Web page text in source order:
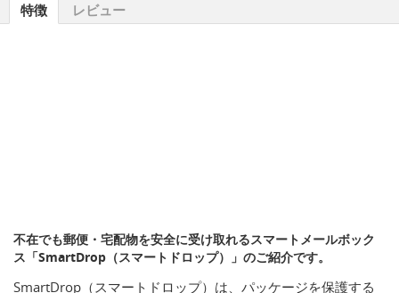
特徴 レビュー
不在でも郵便・宅配物を安全に受け取れるスマートメールボック
ス「SmartDrop（スマートドロップ）」のご紹介です。
SmartDrop（スマートドロップ）は、パッケージを保護する